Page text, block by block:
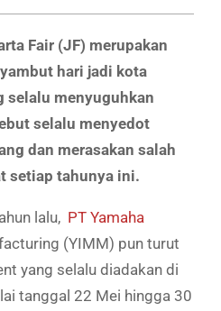
Fair (JF) merupakan
hari jadi kota
selalu menyuguhkan
selalu menyedot
dan merasakan salah
setiap tahunya ini.
lalu, PT Yamaha
(YIMM) pun turut
yang selalu diadakan di
tanggal 22 Mei hingga 30